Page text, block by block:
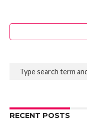
RECENT POSTS